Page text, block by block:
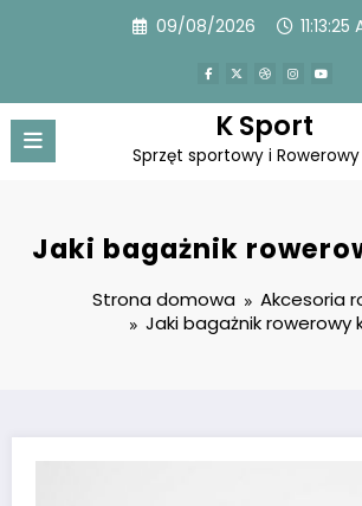
09/08/2026 11:13:25
K Sport
Sprzęt sportowy i Rowerowy
Jaki bagażnik
Strona domowa
Akcesoria
Jaki bagażnik rowerowy